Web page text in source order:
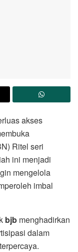
akses
Ritel seri
ini menjadi
mengelola
imbal
bjb menghadirkan
dalam